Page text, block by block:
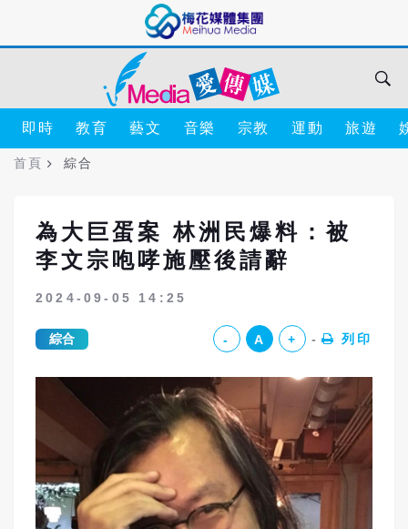
即時 教育 藝文 音樂 宗教 運動 旅遊
首頁 綜合
為大巨蛋案 林洲民爆料：被
李文宗咆哮施壓後請辭
2024-09-05 14:25
綜合 - A + 列印